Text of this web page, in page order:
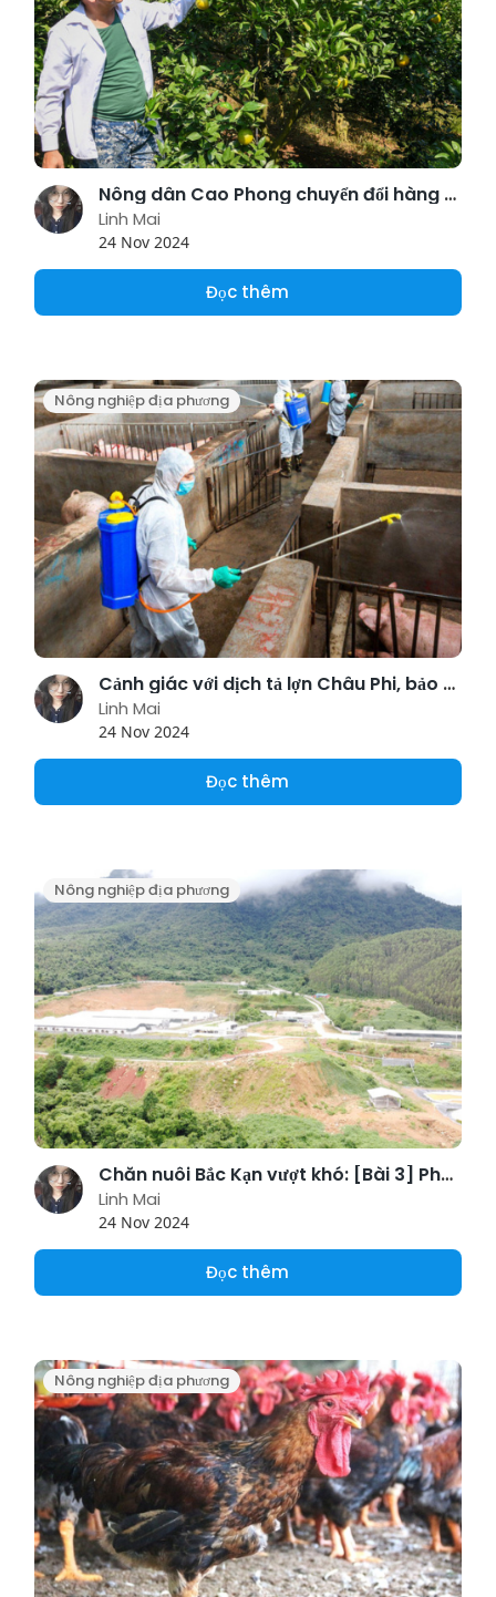
Nông dân Cao Phong chuyển đổi hàng ngàn bể phun thuốc vuông sang tròn
Linh Mai
24 Nov 2024
Đọc thêm
Nông nghiệp địa phương
Cảnh giác với dịch tả lợn Châu Phi, bảo đảm nguồn cung thực phẩm dịp Tết
Linh Mai
24 Nov 2024
Đọc thêm
Nông nghiệp địa phương
Chăn nuôi Bắc Kạn vượt khó: [Bài 3] Phát triển trang trại, gia trại
Linh Mai
24 Nov 2024
Đọc thêm
Nông nghiệp địa phương